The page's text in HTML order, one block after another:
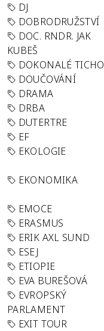
DJ
DOBRODRUŽSTVÍ
DOC. RNDR. JAK
KUBEŠ
DOKONALÉ TICHO
DOUČOVÁNÍ
DRAMA
DRBA
DUTERTRE
EF
EKOLOGIE
EKONOMIKA
EMOCE
ERASMUS
ERIK AXL SUND
ESEJ
ETIOPIE
EVA BUREŠOVÁ
EVROPSKÝ
PARLAMENT
EXIT TOUR